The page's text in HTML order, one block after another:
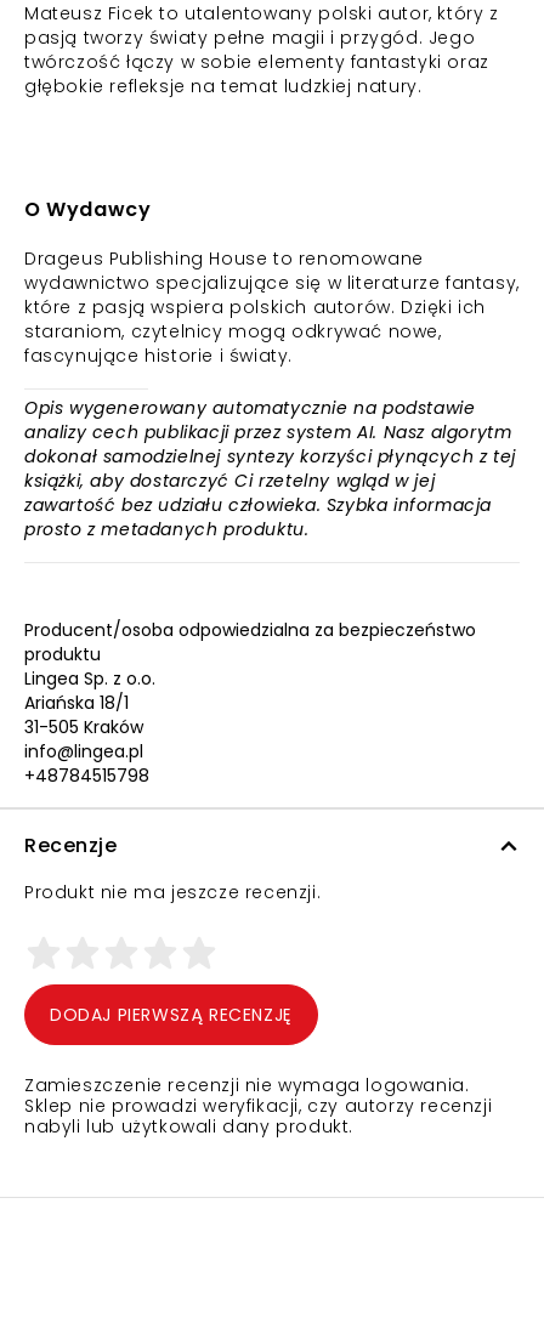
Mateusz Ficek to utalentowany polski autor, który z
pasją tworzy światy pełne magii i przygód. Jego
twórczość łączy w sobie elementy fantastyki oraz
głębokie refleksje na temat ludzkiej natury.
O Wydawcy
Drageus Publishing House to renomowane
wydawnictwo specjalizujące się w literaturze fantasy,
które z pasją wspiera polskich autorów. Dzięki ich
staraniom, czytelnicy mogą odkrywać nowe,
fascynujące historie i światy.
Opis wygenerowany automatycznie na podstawie
analizy cech publikacji przez system AI. Nasz algorytm
dokonał samodzielnej syntezy korzyści płynących z tej
książki, aby dostarczyć Ci rzetelny wgląd w jej
zawartość bez udziału człowieka. Szybka informacja
prosto z metadanych produktu.
Producent/osoba odpowiedzialna za bezpieczeństwo
produktu
Lingea Sp. z o.o.
Ariańska 18/1
31-505 Kraków
info@lingea.pl
+48784515798
Recenzje
Produkt nie ma jeszcze recenzji.
DODAJ PIERWSZĄ RECENZJĘ
Zamieszczenie recenzji nie wymaga logowania.
Sklep nie prowadzi weryfikacji, czy autorzy recenzji
nabyli lub użytkowali dany produkt.